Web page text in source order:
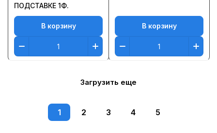
ПОДСТАВКЕ 1Ф.
В корзину В корзину
Загрузить еще
1 2 3 4 5